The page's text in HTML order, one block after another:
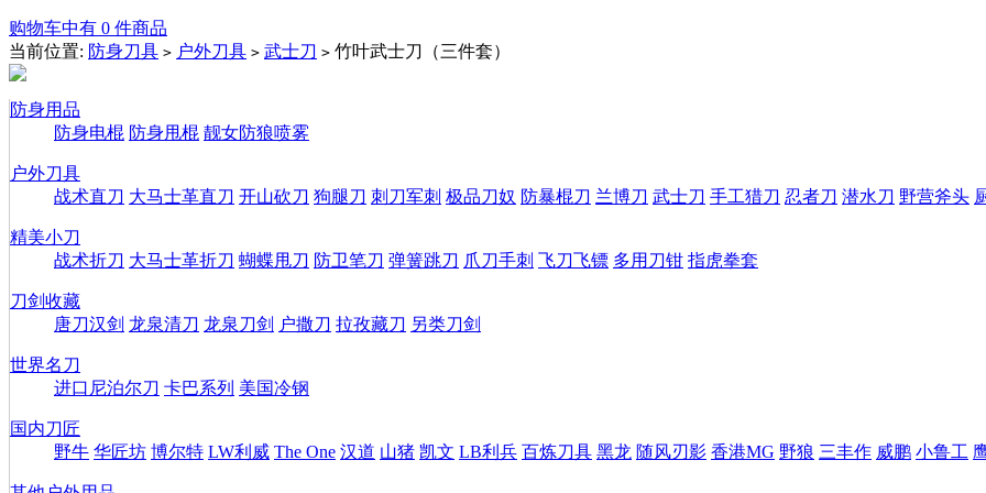
购物车中有 0 件商品
当前位置: 防身刀具 > 户外刀具 > 武士刀 > 竹叶武士刀（三件套）
防身用品
防身电棍 防身甩棍 靓女防狼喷雾
户外刀具
战术直刀 大马士革直刀 开山砍刀 狗腿刀 刺刀军刺 极品刀奴 防暴棍刀 兰博刀 武士刀 手工猎刀 忍者刀 潜水刀 野营斧头
精美小刀
战术折刀 大马士革折刀 蝴蝶甩刀 防卫笔刀 弹簧跳刀 爪刀手刺 飞刀飞镖 多用刀钳 指虎拳套
刀剑收藏
唐刀汉剑 龙泉清刀 龙泉刀剑 户撒刀 拉孜藏刀 另类刀剑
世界名刀
进口尼泊尔刀 卡巴系列 美国冷钢
国内刀匠
野牛 华匠坊 博尔特 LW利威 The One 汉道 山猪 凯文 LB利兵 百炼刀具 黑龙 随风刃影 香港MG 野狼 三丰作 威鹏 小鲁工